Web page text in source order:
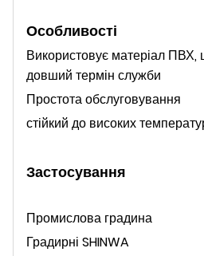
Особливості
Використовує матеріал ПВХ,
довший термін служби
Простота обслуговування
стійкий до високих
Застосування
Промислова градина
Градирні SHINWA